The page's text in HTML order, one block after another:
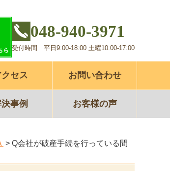
048-940-3971
受付時間 平日9:00-18:00 土曜10:00-17:00
クセス お問い合わせ
事例 お客様の声
> Q会社が破産手続を行っている間